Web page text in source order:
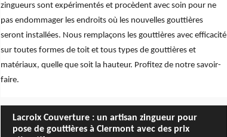
zingueurs sont expérimentés et procèdent avec soin pour ne
pas endommager les endroits où les nouvelles gouttières
seront installées. Nous remplaçons les gouttières avec efficacité
sur toutes formes de toit et tous types de gouttières et
matériaux, quelle que soit la hauteur. Profitez de notre savoir-
faire.
Lacroix Couverture : un artisan zingueur pour
pose de gouttières à Clermont avec des prix